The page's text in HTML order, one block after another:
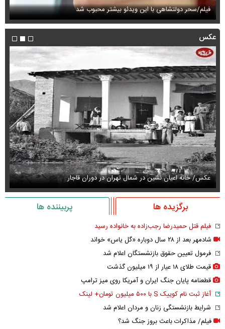
فیلم/سحر دولتشاهی با این ویدئو بیشتر محبوب شد
عکس
عکس/ خانه اعیان نشین در شمال تهران در دوران قاجار
برگزیده ها پربیننده ها
فیلم قتل حمیدرضا رجب‌زاده به خانواده رسید
شادمهر بعد از ۲۸ سال دوباره «گل یاس» خواند
فرمول تعیین حقوق بازنشستگان اعلام شد
قیمت طلای ۱۸ عیار از ۱۹ میلیون گذشت
قطعنامه پایان جنگ ایران و آمریکا روی میز ترامپ
آغاز ثبت نام کوییک S با ۵۰۰ میلیون تومان+ لینک
شرایط بازنشستگی زنان و مردان اعلام شد
فیلم/ مذاکرات باعث بروز جنگ شد؟